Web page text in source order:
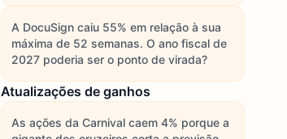
A DocuSign caiu 55% em relação à sua
máxima de 52 semanas. O ano fiscal de
2027 poderia ser o ponto de virada?
Atualizações de ganhos
As ações da Carnival caem 4% porque a